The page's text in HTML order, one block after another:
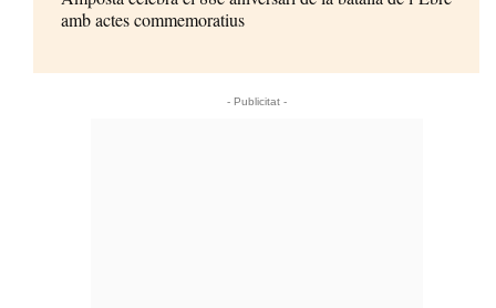
amb actes commemoratius
- Publicitat -